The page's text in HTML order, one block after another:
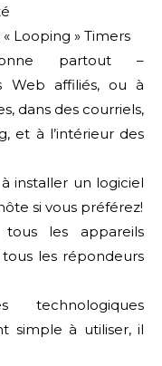
Looping » Timers
partout –
Web affiliés, ou à
dans des courriels,
et à l’intérieur des
installer un logiciel
si vous préférez!
les appareils
les répondeurs
technologiques
simple à utiliser, il